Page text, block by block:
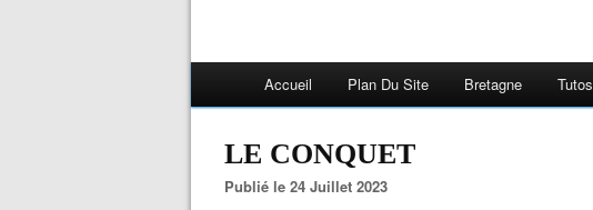
Accueil Plan Du Site Bretagne Tutos
LE CONQUET
Publié le 24 Juillet 2023